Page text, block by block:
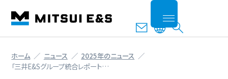
ホーム ニュース
2025年のニュース
「三井E&Sグループ統合レポート…